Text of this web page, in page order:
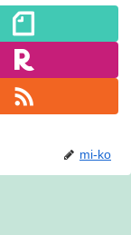
mi-ko